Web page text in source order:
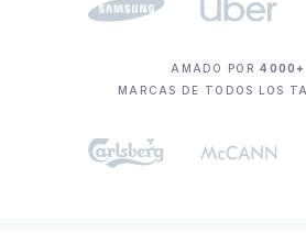
AMADO POR4000+
MARCAS DE TODOS LOS